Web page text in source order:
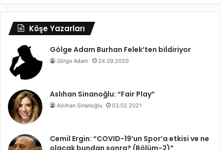
Köşe Yazarları
Gölge Adam Burhan Felek’ten bildiriyor
Gölge Adam 24.09.2020
Aslıhan Sinanoğlu: “Fair Play”
Aslıhan Sinanoğlu 03.02.2021
Cemil Ergin: “COVID-19’un Spor’a etkisi ve ne
olacak bundan sonra? (Bölüm-2)”